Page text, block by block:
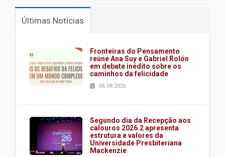
Últimas Notícias
Fronteiras do Pensamento
reúne Ana Suy e Gabriel Rolón
em debate inédito sobre os
caminhos da felicidade
06.08.2026
Segundo dia da Recepção aos
calouros 2026.2 apresenta
estrutura e valores da
Universidade Presbiteriana
Mackenzie